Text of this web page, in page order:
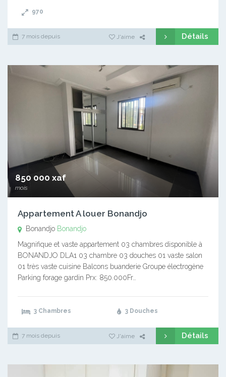
970
7 mois depuis J'aime Détails
850 000 xaf
mois
Appartement A louer Bonandjo
Bonandjo Bonandjo
Magnifique et vaste appartement 03 chambres disponible à
BONANDJO DLA1 03 chambre 03 douches 01 vaste salon
01 très vaste cuisine Balcons buanderie Groupe électrogène
Parking forage gardin Prx: 850.000Fr…
3 Chambres 3 Douches
7 mois depuis J'aime Détails